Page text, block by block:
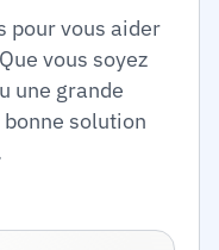
pour vous aider
vous soyez
une grande
solution